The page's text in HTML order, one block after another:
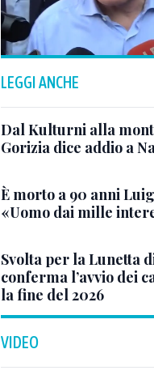
LEGGI ANCHE
Dal Kulturni alla
Gorizia dice addio a
È morto a 90 anni
«Uomo dai mille
Svolta per la Lunetta
conferma l’avvio dei
la fine del 2026
VIDEO